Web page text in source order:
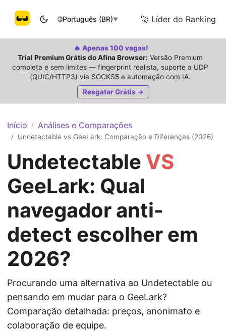
🌐Português (BR)▼ 🚀 Líder do Ranking
🔥 Apenas 100 vagas!
Trial Premium Grátis do Afina Browser: Versão Premium
completa e sem limites — fingerprint realista, suporte a UDP
(QUIC/HTTP3) via SOCKS5 e automação com IA.
Resgatar Grátis →
Início / Análises e Comparações
/ Undetectable vs GeeLark: Comparação e Diferenças (2026)
Undetectable VS
GeeLark: Qual
navegador anti-
detect escolher em
2026?
Procurando uma alternativa ao Undetectable ou
pensando em mudar para o GeeLark?
Comparação detalhada: preços, anonimato e
colaboração de equipe.